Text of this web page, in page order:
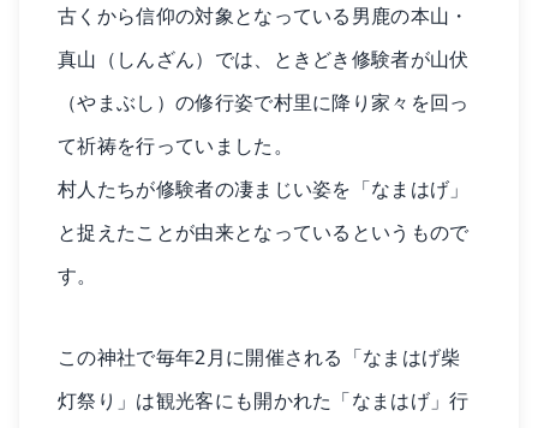
古くから信仰の対象となっている男鹿の本山・
真山（しんざん）では、ときどき修験者が山伏
（やまぶし）の修行姿で村里に降り家々を回っ
て祈祷を行っていました。
村人たちが修験者の凄まじい姿を「なまはげ」
と捉えたことが由来となっているというもので
す。
この神社で毎年2月に開催される「なまはげ柴
灯祭り」は観光客にも開かれた「なまはげ」行